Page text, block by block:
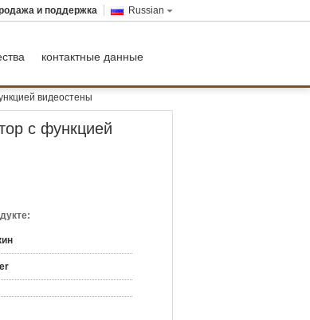
Russian
и поддержка
контактные данные
видеостены
с функцией